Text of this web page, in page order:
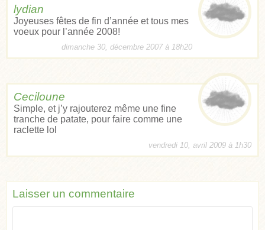
lydian
Joyeuses fêtes de fin d’année et tous mes
voeux pour l’année 2008!
dimanche 30, décembre 2007 à 18h20
Ceciloune
Simple, et j’y rajouterez même une fine
tranche de patate, pour faire comme une
raclette lol
vendredi 10, avril 2009 à 1h30
Laisser un commentaire